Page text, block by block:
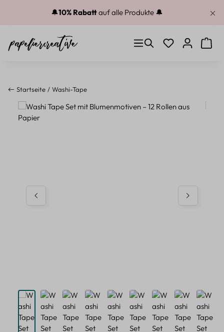
Zum Hauptinhalt springen
🔔10% Rabattauf alle Produkte 🔔
Du hast 0
Startseite Washi-Tape
Bildergalerie überspringen